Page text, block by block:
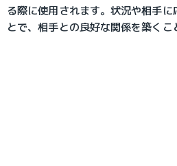
る際に使用されます。状況や相手
とで、相手との良好な関係を築くこ